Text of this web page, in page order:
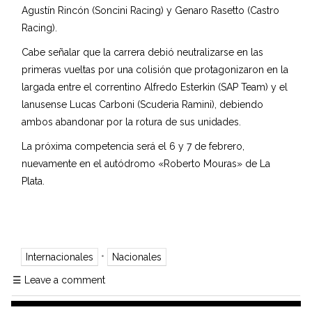
Agustín Rincón (Soncini Racing) y Genaro Rasetto (Castro
Racing).
Cabe señalar que la carrera debió neutralizarse en las
primeras vueltas por una colisión que protagonizaron en la
largada entre el correntino Alfredo Esterkin (SAP Team) y el
lanusense Lucas Carboni (Scuderia Ramini), debiendo
ambos abandonar por la rotura de sus unidades.
La próxima competencia será el 6 y 7 de febrero,
nuevamente en el autódromo «Roberto Mouras» de La
Plata.
Internacionales • Nacionales
☰ Leave a comment